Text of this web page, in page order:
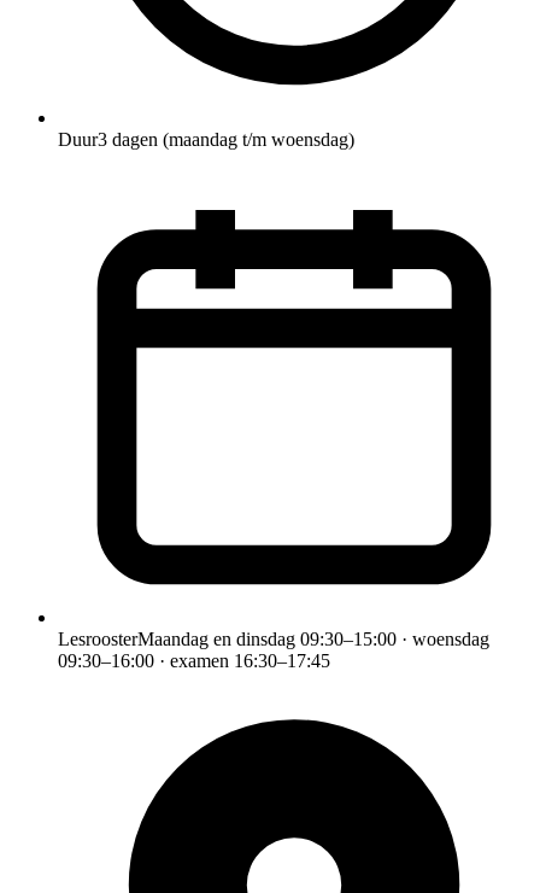
Duur3 dagen (maandag t/m woensdag)
LesroosterMaandag en dinsdag 09:30–15:00 · woensdag
09:30–16:00 · examen 16:30–17:45